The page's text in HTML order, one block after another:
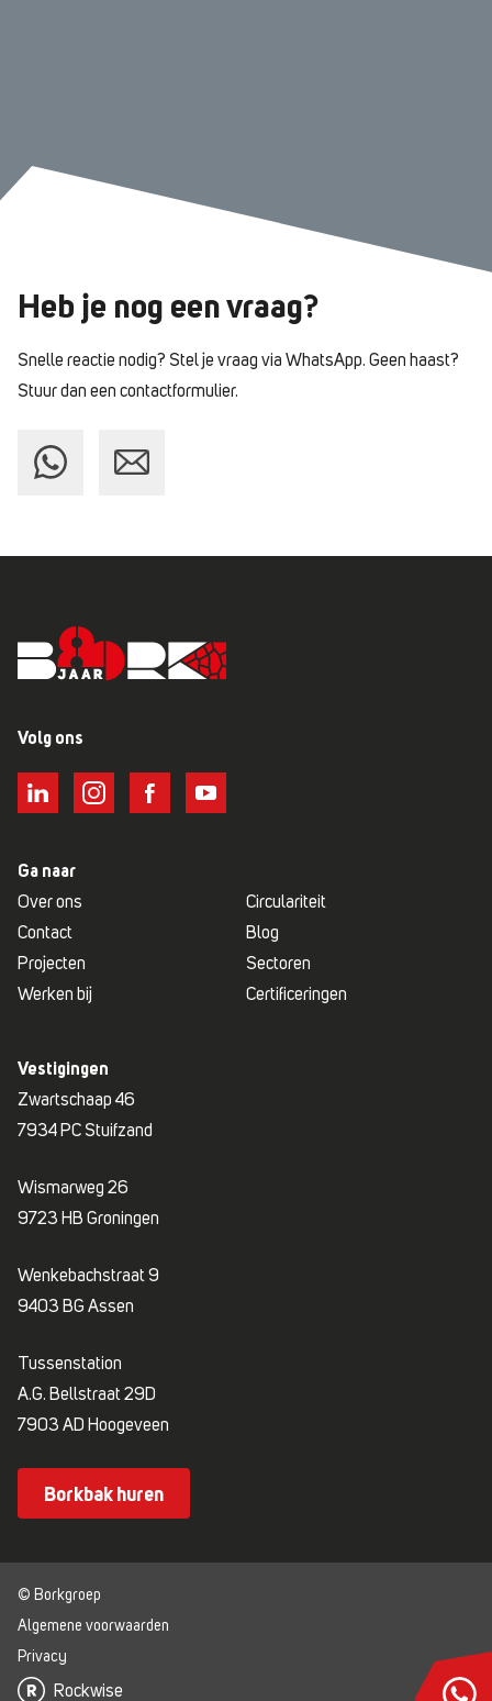
Heb je nog een vraag?
Snelle reactie nodig? Stel je vraag via WhatsApp. Geen haast?
Stuur dan een contactformulier.
Volg ons
Ga naar
Over ons
Circulariteit
Contact
Blog
Projecten
Sectoren
Werken bij
Certificeringen
Vestigingen
Zwartschaap 46
7934 PC Stuifzand
Wismarweg 26
9723 HB Groningen
Wenkebachstraat 9
9403 BG Assen
Tussenstation
A.G. Bellstraat 29D
7903 AD Hoogeveen
Borkbak huren
© Borkgroep
Algemene voorwaarden
Privacy
Rockwise